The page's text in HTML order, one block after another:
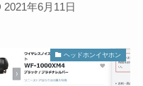
2021年6月11日
ヘッドホンイヤホン